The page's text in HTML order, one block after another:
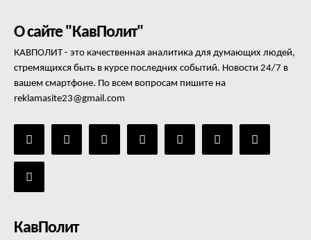
О сайте "КавПолит"
КАВПОЛИТ - это качественная аналитика для думающих людей,
стремящихся быть в курсе последних событий. Новости 24/7 в
вашем смартфоне. По всем вопросам пишите на
reklamasite23@gmail.com
КавПолит